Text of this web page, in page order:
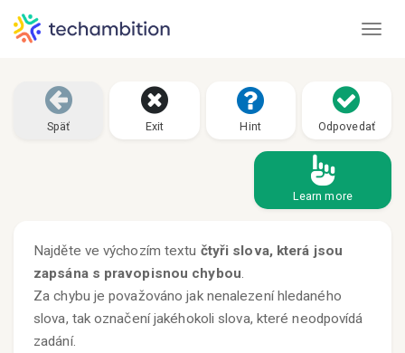
Späť Exit Hint Odpovedať
Learn more
Najděte ve výchozím textu čtyři slova, která jsou
zapsána s pravopisnou chybou.
Za chybu je považováno jak nenalezení hledaného
slova, tak označení jakéhokoli slova, které neodpovídá
zadání.